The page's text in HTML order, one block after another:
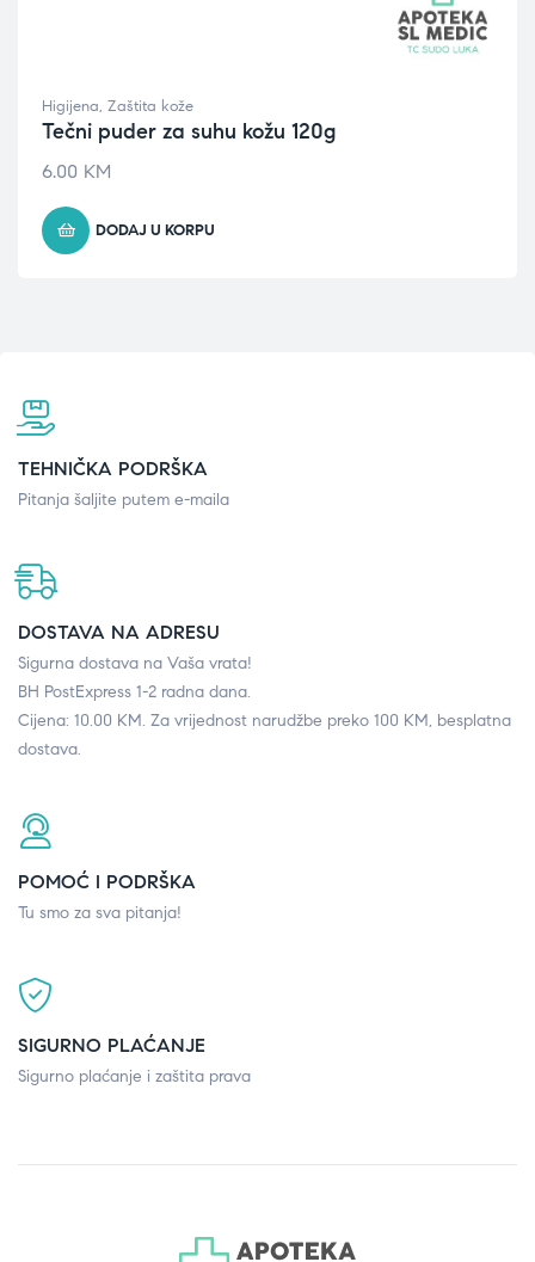
Higijena, Zaštita kože
Tečni puder za suhu kožu 120g
6.00 KM
DODAJ U KORPU
TEHNIČKA PODRŠKA
Pitanja šaljite putem e-maila
DOSTAVA NA ADRESU
Sigurna dostava na Vaša vrata!
BH PostExpress 1-2 radna dana.
Cijena: 10.00 KM. Za vrijednost narudžbe preko 100 KM, besplatna
dostava.
POMOĆ I PODRŠKA
Tu smo za sva pitanja!
SIGURNO PLAĆANJE
Sigurno plaćanje i zaštita prava